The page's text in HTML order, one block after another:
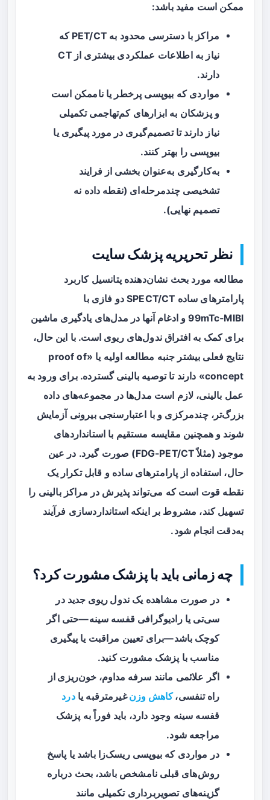
ممکن است مفید باشد:
مراکز با دسترسی محدود به PET/CT که
نیاز به اطلاعات عملکردی بیشتری از CT
دارند.
مواردی که بیوپسی پرخطر یا ناممکن است
و پزشکان به ابزارهای کم‌تهاجمی تکمیلی
نیاز دارند تا تصمیم‌گیری در مورد پیگیری یا
بیوپسی را بهتر کنند.
به‌کارگیری به‌عنوان بخشی از فرایند
تشخیصی چندمرحله‌ای (نقطه داده نه
تصمیم نهایی).
نظر تحریریه پزشک سایت
مطالعه مورد بحث نشان‌دهنده پتانسیل کاربرد
پارامترهای ساده SPECT/CT دو فازی با
99mTc‑MIBI و ادغام آنها در مدل‌های یادگیری ماشین
برای کمک به افتراق ندول‌های ریوی است. با این حال،
نتایج فعلی بیشتر جنبه مطالعه اولیه
یا «proof of
concept» دارند تا توصیه بالینی گسترده. برای ورود به
عمل بالینی، لازم است مدل‌ها در مجموعه‌های داده
بزرگ‌تر، چندمرکزی و با اعتبارسنجی بیرونی آزمایش
شوند و همچنین مقایسه مستقیم با استانداردهای
موجود (مثلاً FDG‑PET/CT) صورت گیرد. در عین
حال، استفاده از پارامترهای ساده و قابل تکرار یک
نقطه قوت است که می‌تواند پذیرش در مراکز بالینی را
تسهیل کند، مشروط بر اینکه استانداردسازی فرآیند
به‌دقت انجام شود.
چه زمانی باید با پزشک مشورت کرد؟
در صورت مشاهده یک ندول ریوی جدید در
سی‌تی یا رادیوگرافی قفسه سینه—حتی اگر
کوچک باشد—برای تعیین مراقبت یا پیگیری
مناسب با پزشک مشورت کنید.
اگر علائمی مانند سرفه مداوم، خون‌ریزی از
راه تنفسی،کاهش وزنغیرمترقبه یادرد
قفسه سینه وجود دارد، باید فوراً به پزشک
مراجعه شود.
در مواردی که بیوپسی ریسک‌زا باشد یا پاسخ
روش‌های قبلی نامشخص باشد، بحث درباره
گزینه‌های تصویربرداری تکمیلی مانند